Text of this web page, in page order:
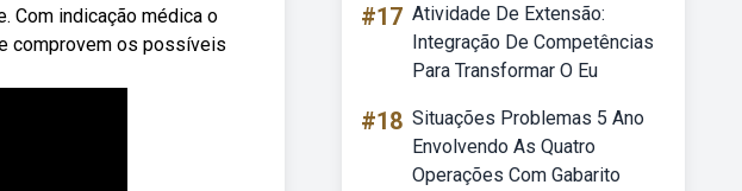
Com indicação médica o
comprovem os possíveis
#17 Atividade De Extensão:
Integração De Competências
Para Transformar O Eu
#18 Situações Problemas 5 Ano
Envolvendo As Quatro
Operações Com Gabarito